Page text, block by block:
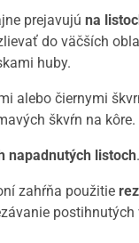
prejavujú na
do väčších
huby.
alebo čiernymi
škvŕn na kôre.
napadnutých listoch
zahŕňa použitie